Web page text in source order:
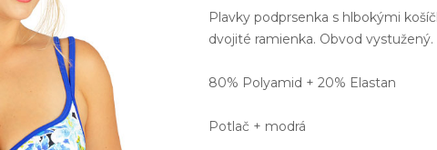
Plavky podprsenka s hlbokými
dvojité ramienka. Obvod vystužený.
80% Polyamid + 20% Elastan
Potlač + modrá